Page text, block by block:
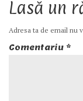
Lasă un
Adresa ta de email nu
Comentariu *